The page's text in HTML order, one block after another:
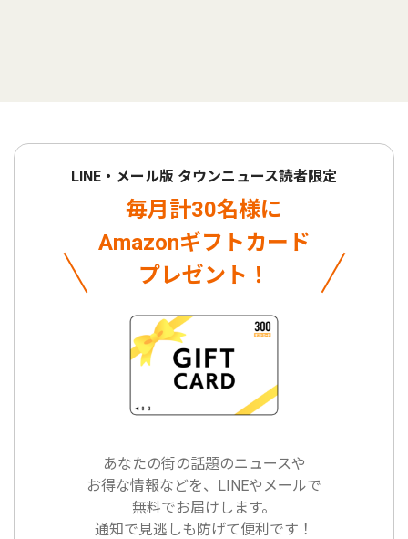
LINE・メール版 タウンニュース読者限定
毎月計30名様に
Amazonギフトカード
プレゼント！
あなたの街の話題のニュースや
お得な情報などを、LINEやメールで
無料でお届けします。
通知で見逃しも防げて便利です！